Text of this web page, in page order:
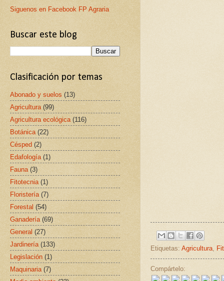
Etiquetas: Agricultura,
Compártelo:
Siguenos en Facebook FP Agraria
Buscar este blog
Clasificación por temas
Abonado y suelos (13)
Agricultura (99)
Agricultura ecológica (116)
Botánica (22)
Césped (2)
Edafología (1)
Fauna (3)
Fitotecnia (1)
Floristería (7)
Forestal (54)
Ganadería (69)
General (27)
Jardinería (133)
Legislación (1)
Maquinaria (7)